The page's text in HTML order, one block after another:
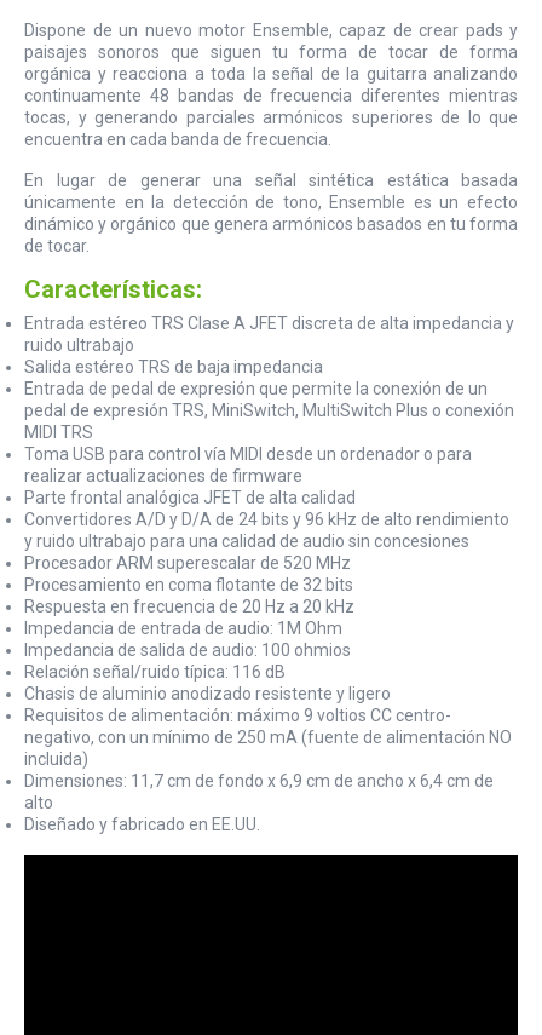
Dispone de un nuevo motor Ensemble, capaz de crear pads y
paisajes sonoros que siguen tu forma de tocar de forma
orgánica y reacciona a toda la señal de la guitarra analizando
continuamente 48 bandas de frecuencia diferentes mientras
tocas, y generando parciales armónicos superiores de lo que
encuentra en cada banda de frecuencia.
En lugar de generar una señal sintética estática basada
únicamente en la detección de tono, Ensemble es un efecto
dinámico y orgánico que genera armónicos basados en tu forma
de tocar.
Características:
Entrada estéreo TRS Clase A JFET discreta de alta impedancia y
ruido ultrabajo
Salida estéreo TRS de baja impedancia
Entrada de pedal de expresión que permite la conexión de un
pedal de expresión TRS, MiniSwitch, MultiSwitch Plus o conexión
MIDI TRS
Toma USB para control vía MIDI desde un ordenador o para
realizar actualizaciones de firmware
Parte frontal analógica JFET de alta calidad
Convertidores A/D y D/A de 24 bits y 96 kHz de alto rendimiento
y ruido ultrabajo para una calidad de audio sin concesiones
Procesador ARM superescalar de 520 MHz
Procesamiento en coma flotante de 32 bits
Respuesta en frecuencia de 20 Hz a 20 kHz
Impedancia de entrada de audio: 1M Ohm
Impedancia de salida de audio: 100 ohmios
Relación señal/ruido típica: 116 dB
Chasis de aluminio anodizado resistente y ligero
Requisitos de alimentación: máximo 9 voltios CC centro-
negativo, con un mínimo de 250 mA (fuente de alimentación NO
incluida)
Dimensiones: 11,7 cm de fondo x 6,9 cm de ancho x 6,4 cm de
alto
Diseñado y fabricado en EE.UU.